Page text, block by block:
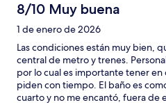
8/10 Muy buena
1 de enero de 2026
Las condiciones están muy bien,
central de metro y trenes.
por lo cual es importante tener en
piden con tiempo. El baño es
cuarto y no me encantó, fuera de